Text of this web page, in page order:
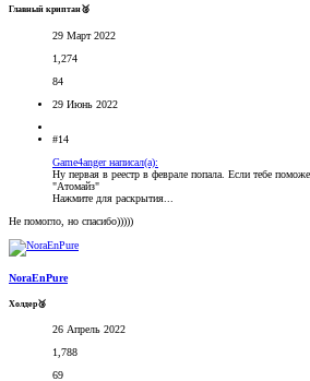
Главный криптан🥈
29 Март 2022
1,274
84
29 Июнь 2022
#14
Game4anger написал(а):
Ну первая в реестр в феврале попала. Если тебе
"Атомайз"
Нажмите для раскрытия...
Не помогло, но спасибо)))))
NoraEnPure
Холдер🥉
26 Апрель 2022
1,788
69